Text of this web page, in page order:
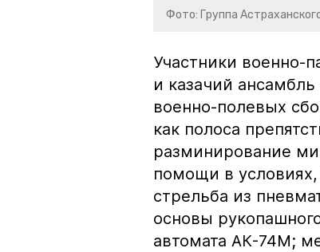
Фото: Группа
Участники военно-
и казачий
военно-полевых
как полоса
разминирование
помощи в
стрельба из
основы
автомата АК-74М;